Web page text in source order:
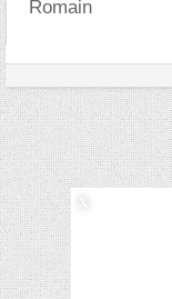
Romain